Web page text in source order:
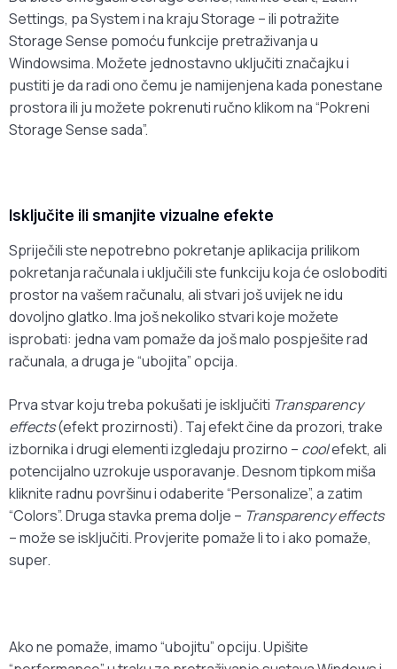
Settings, pa System i na kraju Storage – ili potražite
Storage Sense pomoću funkcije pretraživanja u
Windowsima. Možete jednostavno uključiti značajku i
pustiti je da radi ono čemu je namijenjena kada ponestane
prostora ili ju možete pokrenuti ručno klikom na “Pokreni
Storage Sense sada”.
Isključite ili smanjite vizualne efekte
Spriječili ste nepotrebno pokretanje aplikacija prilikom
pokretanja računala i uključili ste funkciju koja će osloboditi
prostor na vašem računalu, ali stvari još uvijek ne idu
dovoljno glatko. Ima još nekoliko stvari koje možete
isprobati: jedna vam pomaže da još malo pospješite rad
računala, a druga je “ubojita” opcija.
Prva stvar koju treba pokušati je isključiti Transparency
effects(efekt prozirnosti). Taj efekt čine da prozori, trake
izbornika i drugi elementi izgledaju prozirno – coolefekt, ali
potencijalno uzrokuje usporavanje. Desnom tipkom miša
kliknite radnu površinu i odaberite “Personalize”, a zatim
“Colors”. Druga stavka prema dolje – Transparency effects
– može se isključiti. Provjerite pomaže li to i ako pomaže,
super.
Ako ne pomaže, imamo “ubojitu” opciju. Upišite